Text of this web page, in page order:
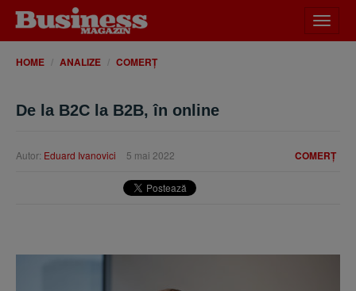
meniu
HOME ANALIZE COMERȚ
De la B2C la B2B, în online
COMERȚ
Autor: Eduard Ivanovici 5 mai 2022